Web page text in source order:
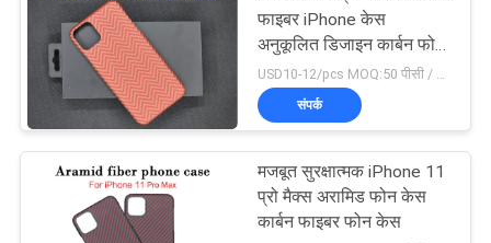
संपर्क
समाचार
फाइबर iPhone केस
अनुकूलित डिजाइन कार्बन फोन
कवर
USD10-12/pcs MOQ:50 पीसी / मॉडल / रंग
संपर्क
मजबूत सुरक्षात्मक iPhone 11
प्रो मैक्स अरामिड फोन केस
कार्बन फाइबर फोन केस